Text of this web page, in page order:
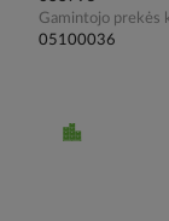
Gamintojo prekės
05100036